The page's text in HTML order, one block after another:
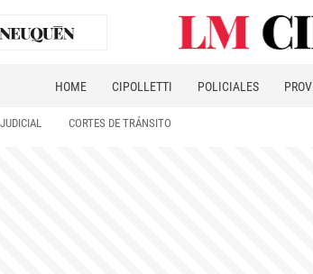
HOME CIPOLLETTI POLICIALES
CORTES DE TRÁNSITO